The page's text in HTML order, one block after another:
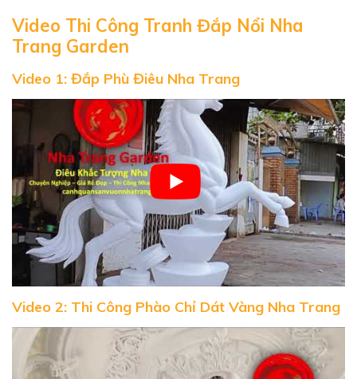
Video Thi Công Tranh Đắp Nổi Nha
Trang Garden
Video 1: Đắp Phù Điêu Nha Trang
Video 2: Thi Công Phào Chỉ Dát Vàng Nha Trang